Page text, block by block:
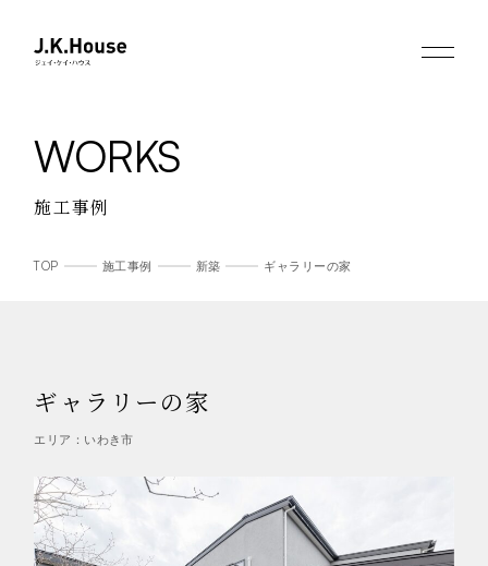
WORKS
施工事例
TOP 施工事例 新築 ギャラリーの家
ギャラリーの家
エリア：いわき市